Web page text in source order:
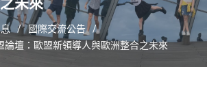
國際交流公告
論壇：歐盟新領導人與歐洲整合之未來